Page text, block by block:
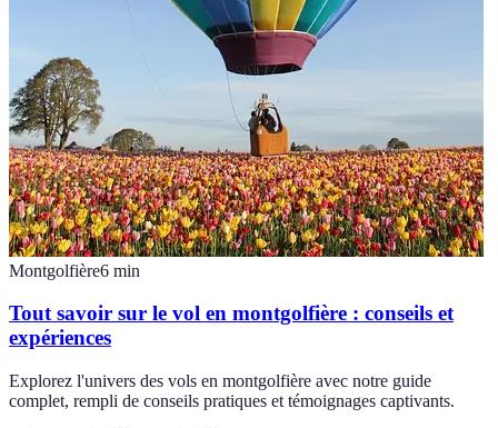
Montgolfière6 min
Tout savoir sur le vol en montgolfière : conseils et
expériences
Explorez l'univers des vols en montgolfière avec notre guide
complet, rempli de conseils pratiques et témoignages captivants.